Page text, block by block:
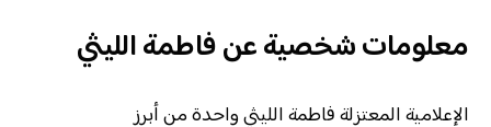
معلومات شخصية عن فاطمة الليثي
الإعلامية المعتزلة فاطمة الليثي واحدة من أبرز